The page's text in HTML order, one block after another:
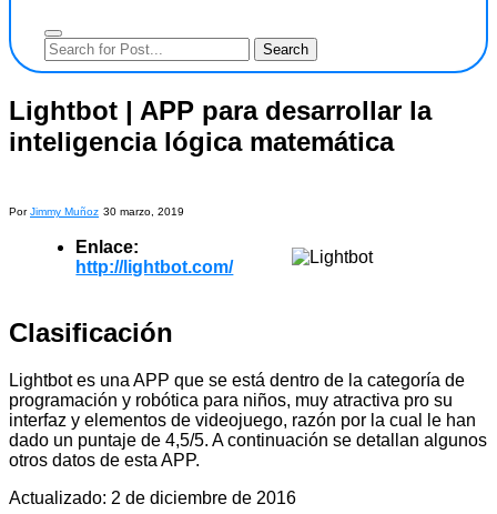
Lightbot | APP para desarrollar la
inteligencia lógica matemática
PorJimmy Muñoz 30 marzo, 2019
Enlace:
http://lightbot.com/
Clasificación
Lightbot es una APP que se está dentro de la categoría de
programación y robótica para niños, muy atractiva pro su
interfaz y elementos de videojuego, razón por la cual le han
dado un puntaje de 4,5/5. A continuación se detallan algunos
otros datos de esta APP.
Actualizado: 2 de diciembre de 2016